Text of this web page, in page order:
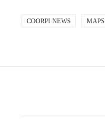
COORPI NEWS MAPS